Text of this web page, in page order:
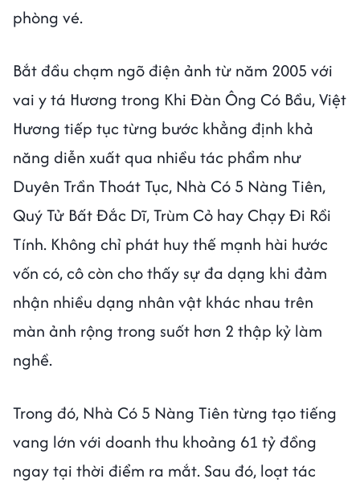
phòng vé.
Bắt đầu chạm ngõ điện ảnh từ năm 2005 với
vai y tá Hương trong Khi Đàn Ông Có Bầu, Việt
Hương tiếp tục từng bước khẳng định khả
năng diễn xuất qua nhiều tác phẩm như
Duyên Trần Thoát Tục, Nhà Có 5 Nàng Tiên,
Quý Tử Bất Đắc Dĩ, Trùm Cỏ hay Chạy Đi Rồi
Tính. Không chỉ phát huy thế mạnh hài hước
vốn có, cô còn cho thấy sự đa dạng khi đảm
nhận nhiều dạng nhân vật khác nhau trên
màn ảnh rộng trong suốt hơn 2 thập kỷ làm
nghề.
Trong đó, Nhà Có 5 Nàng Tiên từng tạo tiếng
vang lớn với doanh thu khoảng 61 tỷ đồng
ngay tại thời điểm ra mắt. Sau đó, loạt tác